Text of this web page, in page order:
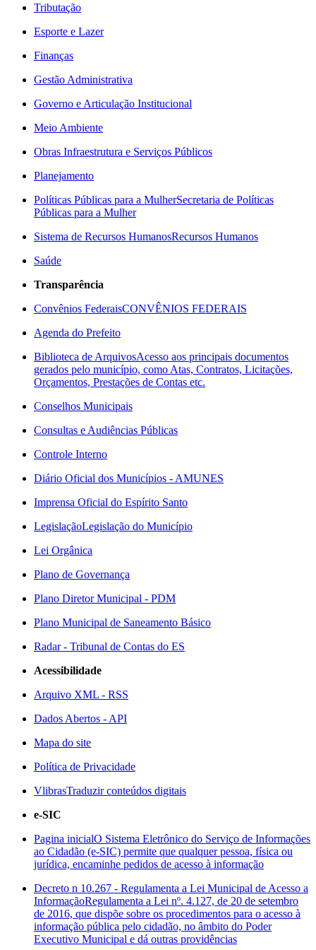
Tributação
Esporte e Lazer
Finanças
Gestão Administrativa
Governo e Articulação Institucional
Meio Ambiente
Obras Infraestrutura e Serviços Públicos
Planejamento
Políticas Públicas para a MulherSecretaria de Políticas
Públicas para a Mulher
Sistema de Recursos HumanosRecursos Humanos
Saúde
Transparência
Convênios FederaisCONVÊNIOS FEDERAIS
Agenda do Prefeito
Biblioteca de ArquivosAcesso aos principais documentos
gerados pelo município, como Atas, Contratos, Licitações,
Orçamentos, Prestações de Contas etc.
Conselhos Municipais
Consultas e Audiências Públicas
Controle Interno
Diário Oficial dos Municípios - AMUNES
Imprensa Oficial do Espírito Santo
LegislaçãoLegislação do Município
Lei Orgânica
Plano de Governança
Plano Diretor Municipal - PDM
Plano Municipal de Saneamento Básico
Radar - Tribunal de Contas do ES
Acessibilidade
Arquivo XML - RSS
Dados Abertos - API
Mapa do site
Política de Privacidade
VlibrasTraduzir conteúdos digitais
e-SIC
Pagina inicialO Sistema Eletrônico do Serviço de Informações
ao Cidadão (e-SIC) permite que qualquer pessoa, física ou
jurídica, encaminhe pedidos de acesso à informação
Decreto n 10.267 - Regulamenta a Lei Municipal de Acesso a
InformaçãoRegulamenta a Lei nº. 4.127, de 20 de setembro
de 2016, que dispõe sobre os procedimentos para o acesso à
informação pública pelo cidadão, no âmbito do Poder
Executivo Municipal e dá outras providências